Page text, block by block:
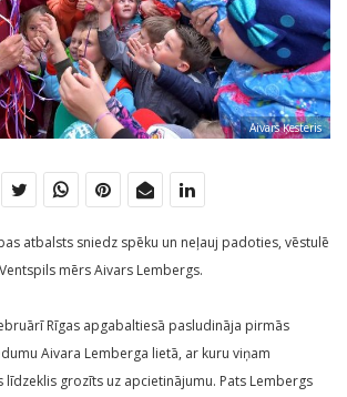
Aivars Ķesteris
atbalsts sniedz spēku un neļauj padoties, vēstulē
mērs Aivars Lembergs.
Rīgas apgabaltiesā pasludināja pirmās
Aivara Lemberga lietā, ar kuru viņam
grozīts uz apcietinājumu. Pats Lembergs